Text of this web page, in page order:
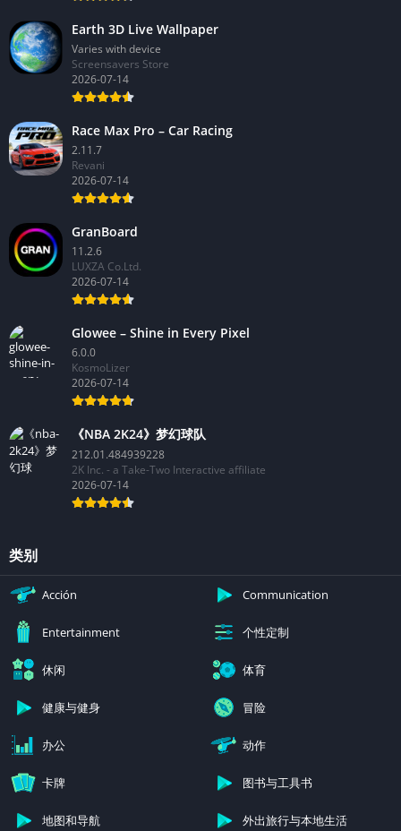
Earth 3D Live Wallpaper
Varies with device
Screensavers Store
2026-07-14
Race Max Pro – Car Racing
2.11.7
Revani
2026-07-14
GranBoard
11.2.6
LUXZA Co.Ltd.
2026-07-14
Glowee – Shine in Every Pixel
6.0.0
KosmoLizer
2026-07-14
《NBA 2K24》梦幻球队
212.01.484939228
2K Inc. - a Take-Two Interactive affiliate
2026-07-14
类别
Acción Communication
Entertainment 个性定制
休闲 体育
健康与健身 冒险
办公 动作
卡牌 图书与工具书
地图和导航 外出旅行与本地生活